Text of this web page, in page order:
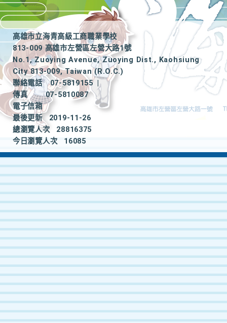
高雄市立海青高級工商職業學校
813-009 高雄市左營區左營大路1號
No.1, Zuoying Avenue, Zuoying Dist., Kaohsiung
City 813-009, Taiwan (R.O.C.)
聯絡電話
07-5819155
|
傳真
07-5810087
電子信箱
最後更新
2019-11-26
總瀏覽人次
28816375
今日瀏覽人次
16085